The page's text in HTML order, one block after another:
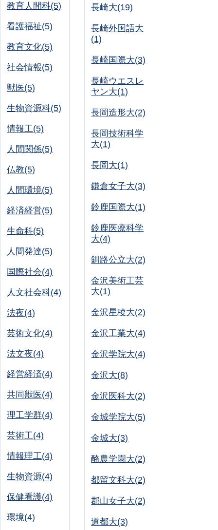
教育人間科(5)
看護福祉(5)
教育文化(5)
社会情報(5)
獣医(5)
生物資源科(5)
情報工(5)
人間関係(5)
仏教(5)
人間環境(5)
経済経営(5)
生命科(5)
人間発達(5)
国際社会(4)
人文社会科(4)
法夜(4)
芸術文化(4)
法文夜(4)
経営経済(4)
共同獣医(4)
理工学群(4)
芸術工(4)
情報理工(4)
生物資源(4)
保健看護(4)
環境(4)
長崎大(19)
長崎外国語大
(1)
長崎国際大(3)
長崎ウエスレ
ヤン大(1)
長岡造形大(2)
長岡技術科学
大(1)
長岡大(1)
鎌倉女子大(3)
鈴鹿国際大(1)
鈴鹿医療科学
大(4)
釧路公立大(2)
金沢美術工芸
大(1)
金沢星稜大(2)
金沢工業大(4)
金沢学院大(4)
金沢大(8)
金沢医科大(2)
金城学院大(5)
金城大(3)
酪農学園大(2)
都留文科大(2)
郡山女子大(2)
道都大(3)